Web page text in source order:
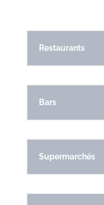
Restaurants
Bars
Supermarchés